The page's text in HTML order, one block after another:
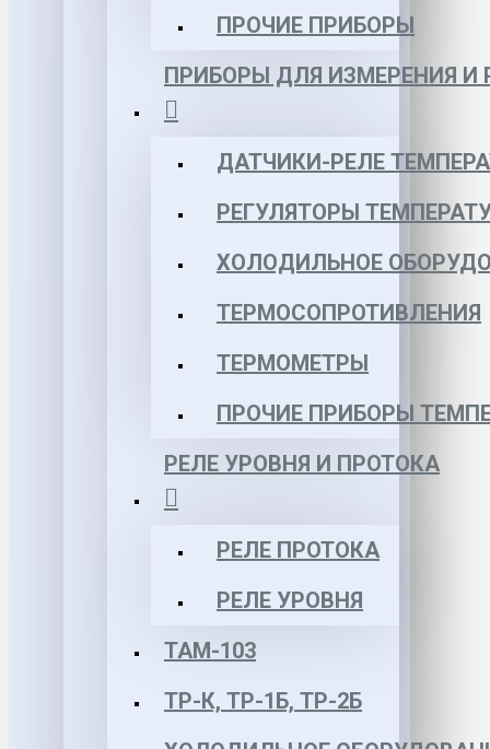
ПРОЧИЕ ПРИБОРЫ
ПРИБОРЫ ДЛЯ ИЗМЕРЕНИЯ И
ДАТЧИКИ-РЕЛЕ
РЕГУЛЯТОРЫ
ХОЛОДИЛЬНОЕ
ТЕРМОСОПРОТИВЛЕНИЯ
ТЕРМОМЕТРЫ
ПРОЧИЕ ПРИБОРЫ
РЕЛЕ УРОВНЯ И ПРОТОКА
РЕЛЕ ПРОТОКА
РЕЛЕ УРОВНЯ
ТАМ-103
ТР-К, ТР-1Б, ТР-2Б